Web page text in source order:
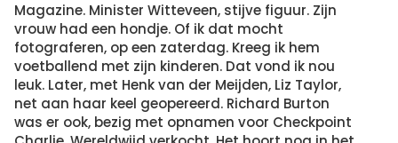
Magazine. Minister Witteveen, stijve figuur. Zijn
vrouw had een hondje. Of ik dat mocht
fotograferen, op een zaterdag. Kreeg ik hem
voetballend met zijn kinderen. Dat vond ik nou
leuk. Later, met Henk van der Meijden, Liz Taylor,
net aan haar keel geopereerd. Richard Burton
was er ook, bezig met opnamen voor Checkpoint